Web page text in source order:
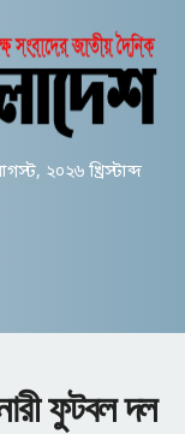
২০২৬ খ্রিস্টাব্দ
ফুটবল দল